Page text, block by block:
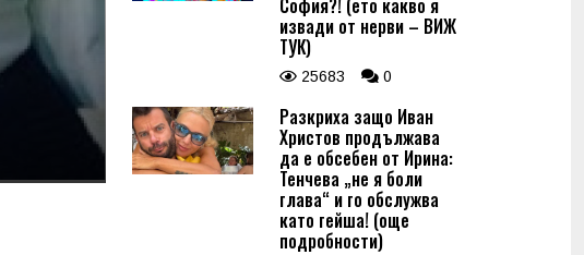
София?! (ето какво я
извади от нерви – ВИЖ
ТУК)
25683 0
Разкриха защо Иван
Христов продължава
да е обсебен от Ирина:
Тенчева „не я боли
глава“ и го обслужва
като гейша! (още
подробности)